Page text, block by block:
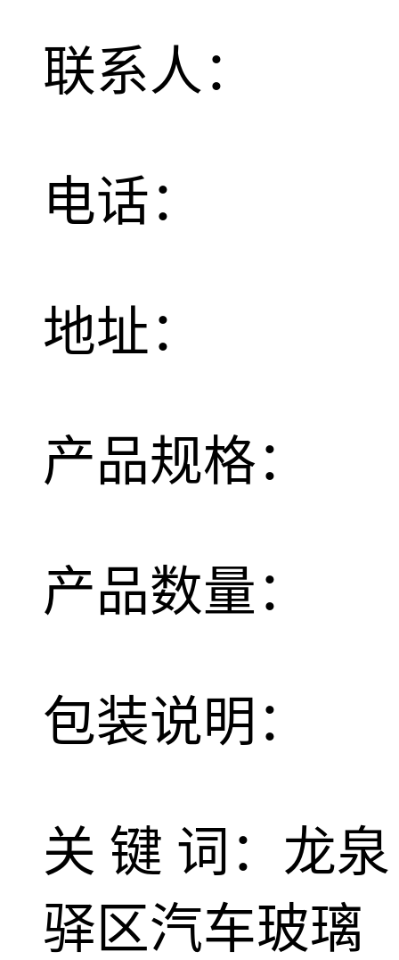
联系人：
电话：
地址：
产品规格：
产品数量：
包装说明：
关 键 词：龙泉
驿区汽车玻璃